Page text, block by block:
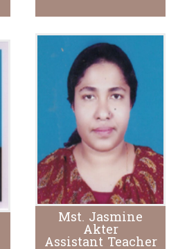
Mst. Jasmine
Akter
Assistant Teacher